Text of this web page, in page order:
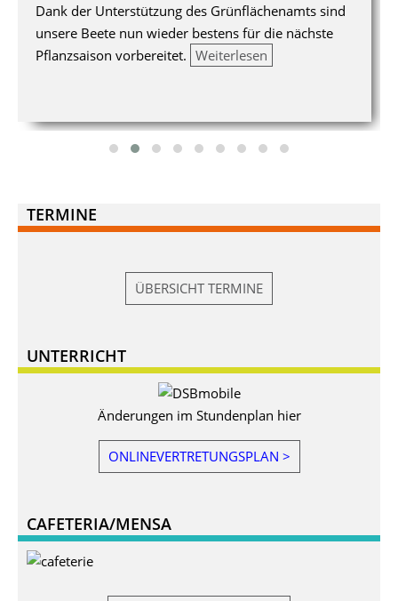
Dank der Unterstützung des Grünflächenamts sind
unsere Beete nun wieder bestens für die nächste
Pflanzsaison vorbereitet. Weiterlesen
TERMINE
ÜBERSICHT TERMINE
UNTERRICHT
Änderungen im Stundenplan hier
ONLINEVERTRETUNGSPLAN >
CAFETERIA/MENSA